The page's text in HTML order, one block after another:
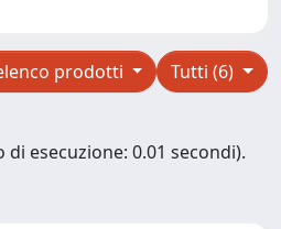
Tutti (6)
prodotti
di esecuzione: 0.01 secondi).